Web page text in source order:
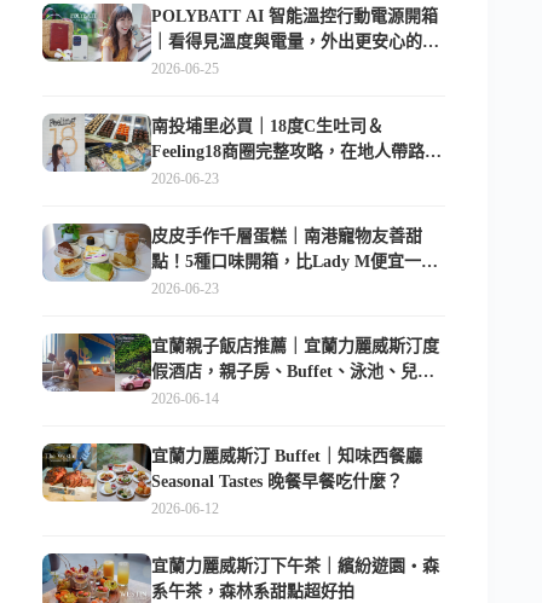
POLYBATT AI 智能溫控行動電源開箱
｜看得見溫度與電量，外出更安心的
10000mAh 行動電源
2026-06-25
南投埔里必買｜18度C生吐司＆
Feeling18商圈完整攻略，在地人帶路這
樣逛
2026-06-23
皮皮手作千層蛋糕｜南港寵物友善甜
點！5種口味開箱，比Lady M便宜一半
的台北隱藏版
2026-06-23
宜蘭親子飯店推薦｜宜蘭力麗威斯汀度
假酒店，親子房、Buffet、泳池、兒童
俱樂部超適合放電
2026-06-14
宜蘭力麗威斯汀 Buffet｜知味西餐廳
Seasonal Tastes 晚餐早餐吃什麼？
2026-06-12
宜蘭力麗威斯汀下午茶｜繽紛遊園・森
系午茶，森林系甜點超好拍